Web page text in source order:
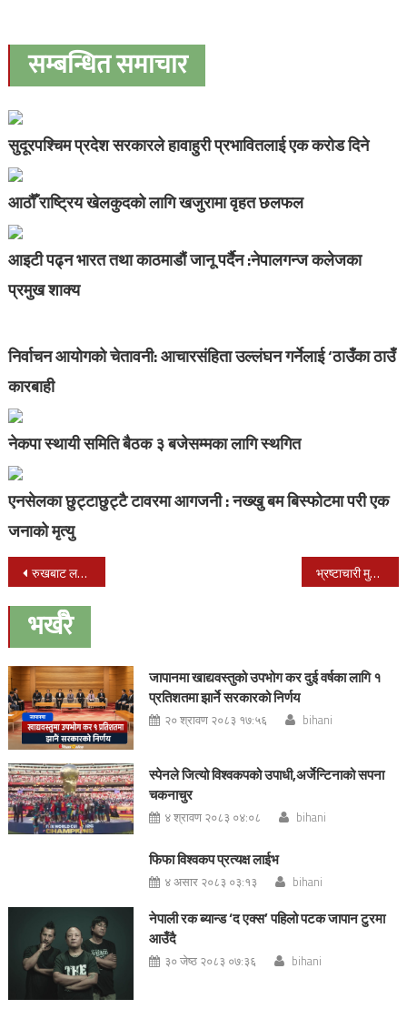
सम्बन्धित समाचार
सुदूरपश्चिम प्रदेश सरकारले हावाहुरी प्रभावितलाई एक करोड दिने
आठौँ राष्ट्रिय खेलकुदको लागि खजुरामा वृहत छलफल
आइटी पढ्न भारत तथा काठमाडौं जानू पर्दैन :नेपालगन्ज कलेजका
प्रमुख शाक्य
निर्वाचन आयोगको चेतावनी: आचारसंहिता उल्लंघन गर्नेलाई ‘ठाउँका ठाउँ
कारबाही
नेकपा स्थायी समिति बैठक ३ बजेसम्मका लागि स्थगित
एनसेलका छुट्टाछुट्टै टावरमा आगजनी : नख्खु बम बिस्फोटमा परी एक
जनाको मृत्यु
Post
navigation
रुखबाट लडेर एकको मृत्यु भ्रष्टाचारी मुद्धामा मुछिएका गोपाल खड्काद्धारा राजीनामा
भर्खरै
जापानमा खाद्यवस्तुको उपभोग कर दुई वर्षका लागि १
प्रतिशतमा झार्ने सरकारको निर्णय
२० श्रावण २०८३ १७:५६ bihani
स्पेनले जित्यो विश्वकपको उपाधी,अर्जेन्टिनाको सपना
चकनाचुर
४ श्रावण २०८३ ०४:०८ bihani
फिफा विश्वकप प्रत्यक्ष लाईभ
४ असार २०८३ ०३:१३ bihani
नेपाली रक ब्यान्ड ‘द एक्स’ पहिलो पटक जापान टुरमा
आउँदै
३० जेष्ठ २०८३ ०७:३६ bihani